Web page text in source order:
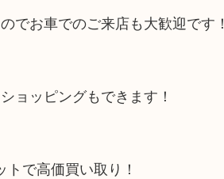
でお車でのご来店も大歓迎です！
ョッピングもできます！
で高価買い取り！